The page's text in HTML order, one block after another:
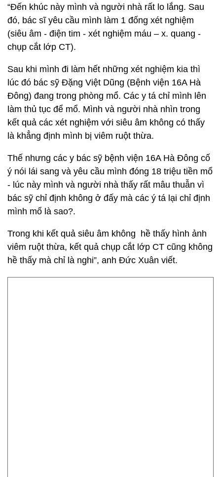
“Đến khúc này mình và người nhà rất lo lắng. Sau
đó, bác sĩ yêu cầu mình làm 1 đống xét nghiệm
(siêu âm - điện tim - xét nghiệm máu – x. quang -
chụp cắt lớp CT).
Sau khi mình đi làm hết những xét nghiệm kia thì
lúc đó bác sỹ Đặng Việt Dũng (Bệnh viện 16A Hà
Đông) đang trong phòng mổ. Các y tá chỉ mình lên
làm thủ tục để mổ. Mình và người nhà nhìn trong
kết quả các xét nghiệm với siêu âm không có thấy
là khẳng định mình bị viêm ruột thừa.
Thế nhưng các y bác sỹ bệnh viện 16A Hà Đông cố
ý nói lái sang và yêu cầu mình đóng 18 triệu tiền mổ
- lúc này mình và người nhà thấy rất mâu thuẫn vì
bác sỹ chỉ định không ở đấy mà các ý tá lại chỉ định
mình mổ là sao?.
Trong khi kết quả siêu âm không hề thấy hình ảnh
viêm ruột thừa, kết quả chụp cắt lớp CT cũng không
hề thấy mà chỉ là nghi”, anh Đức Xuân viết.